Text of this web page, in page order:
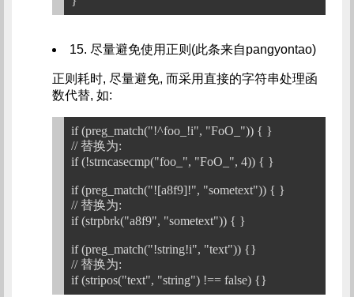
15. 尽量避免使用正则(此条来自pangyontao)
正则耗时, 尽量避免, 而采用直接的字符串处理函
数代替, 如:
if (preg_match("!^foo_!i", "FoO_")) { }
// 替换为:
if (!strncasecmp("foo_", "FoO_", 4)) { }
if (preg_match("![a8f9]!", "sometext")) { }
// 替换为:
if (strpbrk("a8f9", "sometext")) { }
if (preg_match("!string!i", "text")) {}
// 替换为: